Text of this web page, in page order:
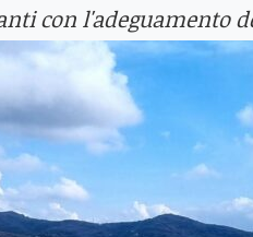
con l'adeguamento